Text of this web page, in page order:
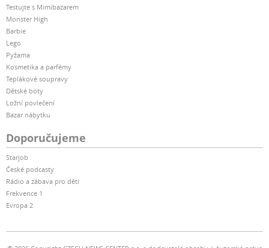
Testujte s Mimibazarem
Monster High
Barbie
Lego
Pyžama
Kosmetika a parfémy
Teplákové soupravy
Dětské boty
Ložní povlečení
Bazar nábytku
Doporučujeme
Starjob
České podcasty
Rádio a zábava pro děti
Frekvence 1
Evropa 2